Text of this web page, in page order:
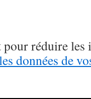
réduire les
données de